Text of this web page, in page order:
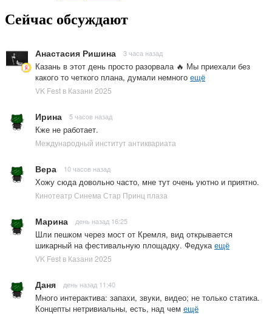
Сейчас обсуждают
Анастасия Ришина 3 часа назад
Казань в этот день просто разорвала 🔥 Мы приехали без
какого то четкого плана, думали немного ещё
VK Fest в Казани 2025
Ирина 5 часов назад
Кже не работает.
Международный институт антиквариата
Вера 10 часов назад
Хожу сюда довольно часто, мне тут очень уютно и приятно.
Кинотеатр Синема Стар Принц плаза
Марина день назад 16:25
Шли пешком через мост от Кремля, вид открывается
шикарный на фестивальную площадку. Федукаещё
VK Fest в Казани 2025
Даня день назад 11:40
Много интерактива: запахи, звуки, видео; не только статика.
Концепты нетривиальны, есть, над чем ещё